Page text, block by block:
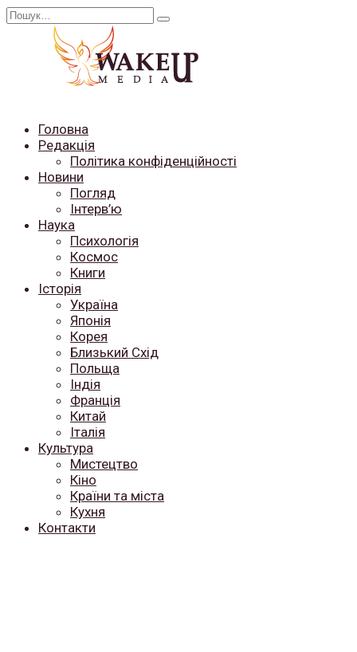
Перейти
Search
Головна
Редакція
Політика конфіденційності
Новини
Погляд
Інтерв’ю
Наука
Психологія
Космос
Книги
Історія
Україна
Японія
Корея
Близький Схід
Польща
Індія
Франція
Китай
Італія
Культура
Мистецтво
Кіно
Країни та міста
Кухня
Контакти